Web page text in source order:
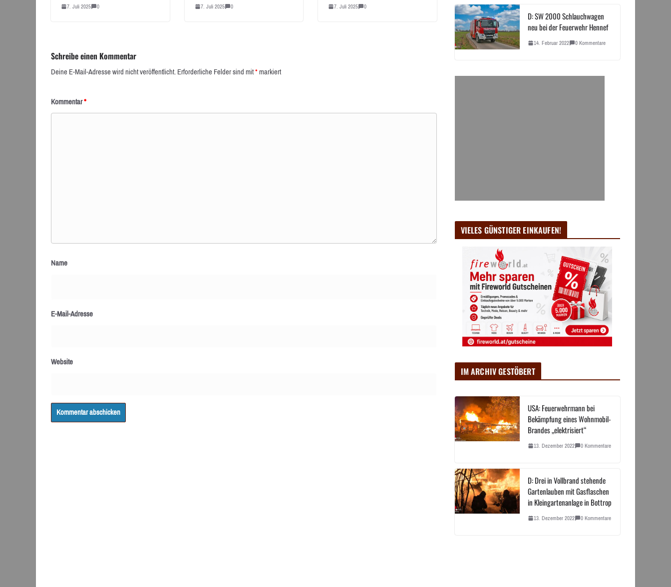
7. Juli 2025 0 7. Juli 2025 0 7. Juli 2025 0
Schreibe einen Kommentar
Deine E-Mail-Adresse wird nicht veröffentlicht.Erforderliche Felder sind mit*markiert
Kommentar*
Name
E-Mail-Adresse
Website
D: SW 2000 Schlauchwagen
neu bei der Feuerwehr Hennef
14. Februar 2022 0 Kommentare
VIELES GÜNSTIGER EINKAUFEN!
IM ARCHIV GESTÖBERT
USA: Feuerwehrmann bei
Bekämpfung eines Wohnmobil-
Brandes „elektrisiert“
13. Dezember 2022 0 Kommentare
D: Drei in Vollbrand stehende
Gartenlauben mit Gasflaschen
in Kleingartenanlage in Bottrop
13. Dezember 2022 0 Kommentare